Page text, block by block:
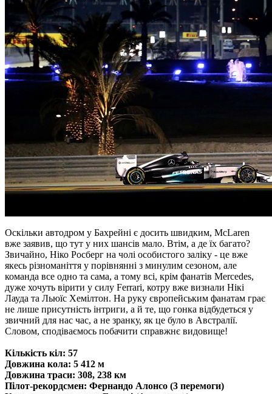
Оскільки автодром у Бахрейні є досить швидким, McLaren
вже заявив, що тут у них шансів мало. Втім, а де їх багато?
Звичайно, Ніко Росберг на чолі особистого заліку - це вже
якесь різноманіття у порівнянні з минулим сезоном, але
команда все одно та сама, а тому всі, крім фанатів Mercedes,
дуже хочуть вірити у силу Ferrari, котру вже визнали Нікі
Лауда та Льюїс Хемілтон. На руку європейським фанатам грає
не лише присутність інтриги, а й те, що гонка відбудеться у
звичний для нас час, а не зранку, як це було в Австралії.
Словом, сподіваємось побачити справжнє видовище!
Кількість кіл: 57
Довжина кола: 5 412 м
Довжина траси: 308, 238 км
Пілот-рекордсмен: Фернандо Алонсо (3 перемоги)